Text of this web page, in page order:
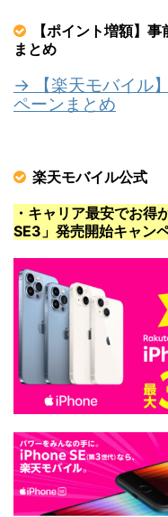
【ポイント増額】
まとめ
→ 【楽天モバイル
ペーンまとめ
楽天モバイル公式
・キャリア最安でお
SE3」発売開始キャン